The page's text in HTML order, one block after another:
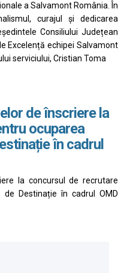
a Salvamont România. În
curajul și dedicarea
Consiliului Județean
Excelență echipei Salvamont
serviciului, Cristian Toma
de înscriere la
ocuparea
în cadrul
la concursul de recrutare
Destinație în cadrul OMD